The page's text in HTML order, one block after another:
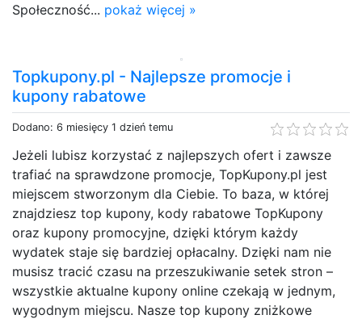
Społeczność... pokaż więcej »
Topkupony.pl - Najlepsze promocje i
kupony rabatowe
Dodano: 6 miesięcy 1 dzień temu
Jeżeli lubisz korzystać z najlepszych ofert i zawsze
trafiać na sprawdzone promocje, TopKupony.pl jest
miejscem stworzonym dla Ciebie. To baza, w której
znajdziesz top kupony, kody rabatowe TopKupony
oraz kupony promocyjne, dzięki którym każdy
wydatek staje się bardziej opłacalny. Dzięki nam nie
musisz tracić czasu na przeszukiwanie setek stron –
wszystkie aktualne kupony online czekają w jednym,
wygodnym miejscu. Nasze top kupony zniżkowe